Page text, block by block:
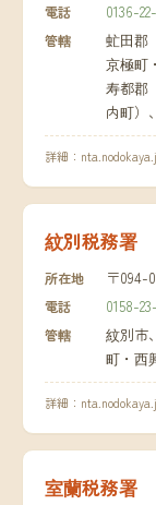
電話 0136-
管轄
虻田郡
京極町
寿都郡
内町）
詳細：
紋別税務署
所在地 〒094-
電話 0158-
管轄
紋別市
町・西
詳細：
室蘭税務署